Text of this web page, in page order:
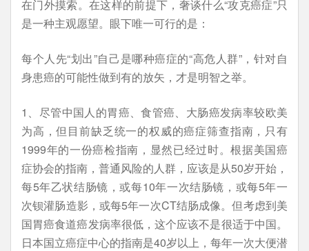
在门外摸索。在这样的前提下，奢谈什么“攻克癌症”只
是一种主观愿望。眼下唯一可行的是：
每个人先“划出”自己是哪种癌症的“高危人群”，针对自
身患癌的可能性做到有的放矢，才是明智之举。
1、尽管中国人的胃癌、食管癌、大肠癌发病率较欧美
为高，但目前缺乏统一的权威的癌症筛查指南，只有
1999年的一份癌检指南，显然已经过时。根据美国癌
症协会的指南，普通风险的人群，应该是从50岁开始，
每5年乙状结肠镜，或每10年一次结肠镜，或每5年一
次钡灌肠造影，或每5年一次CT结肠成像。但考虑到美
国胃癌食道癌发病率很低，这个应该不是很适于中国。
日本国立癌症中心的指南是40岁以上，每年一次大便潜